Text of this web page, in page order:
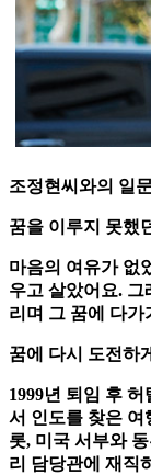
조정현씨와의 일
꿈을 이루지 못했
마음의 여유가 없
우고 살았어요.
리며 그 꿈에 다
꿈에 다시 도전하
1999년 퇴임 후
서 인도를 찾은 여
롯, 미국 서부와
리 담당관에 재직